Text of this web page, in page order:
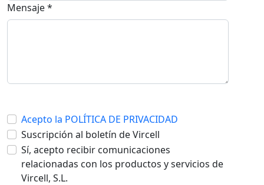
Mensaje *
Acepto la POLÍTICA DE PRIVACIDAD
Suscripción al boletín de Vircell
Sí, acepto recibir comunicaciones
relacionadas con los productos y servicios de
Vircell, S.L.